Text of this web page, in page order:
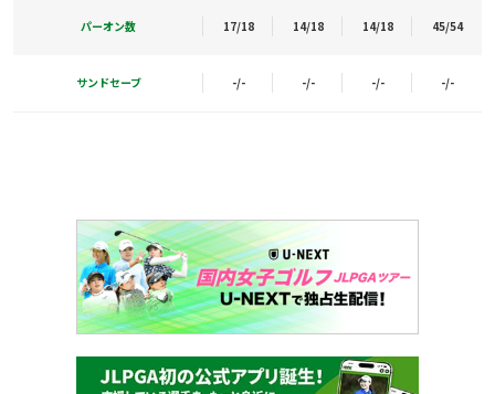
パーオン数 17/18 14/18 14/18 45/54
サンドセーブ -/- -/- -/- -/-